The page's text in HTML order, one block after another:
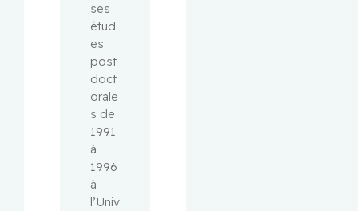
ses
étud
es
post
doct
orale
s de
1991
à
1996
à
l’Univ